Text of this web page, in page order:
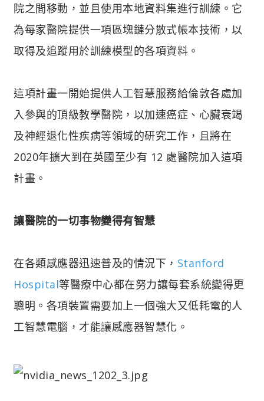
院之間移動，並且使用本地資料集進行訓練。它
為每家醫院提供一項區塊鏈分散式帳本技術，以
取得及追蹤用於訓練模型的各項資料。
這項計畫一開始提供人工智慧服務給倫敦各處加
入參與的頂級教學醫院，以加速癌症、心臟衰竭
及神經退化性疾病等領域的研究工作，且將在
2020年擴大到在英國至少有 12 處醫院加入這項
計畫。
讓醫院的一切事物變得有智慧
在各類感應器迅速普及的情況下， Stanford
Hospital等醫療中心都在努力讓每套系統變得更
聰明。各項裝置需要加上一個強大又低耗電的人
工智慧電腦，才能讓感應器智慧化。